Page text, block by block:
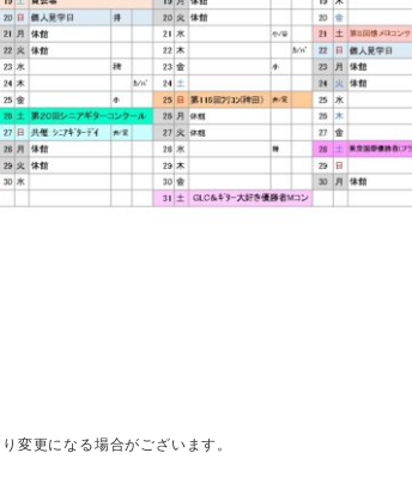
変更になる場合がございます。